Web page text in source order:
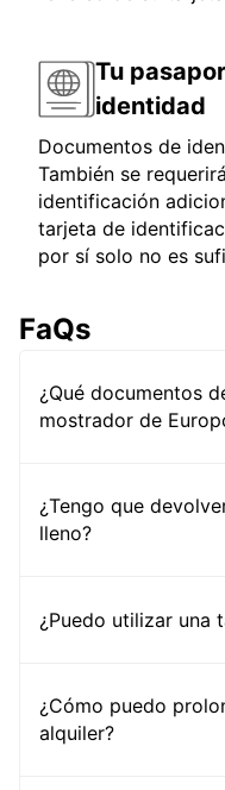
Tu
identidad
Documentos de
También se
identificación
tarjeta de
por sí solo no es
FaQs
¿Qué documentos
mostrador de
¿Tengo que
lleno?
¿Puedo utilizar una
¿Cómo puedo
alquiler?